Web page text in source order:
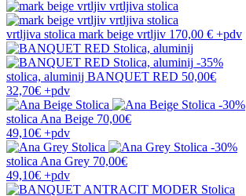
vrtljiva stolica mark beige vrtljiv 170,00 € +pdv
-35%
stolica, aluminij BANQUET RED 50,00€
32,70€ +pdv
-30%
stolicaAna Beige 70,00€
49,10€ +pdv
-30%
stolicaAna Grey 70,00€
49,10€ +pdv